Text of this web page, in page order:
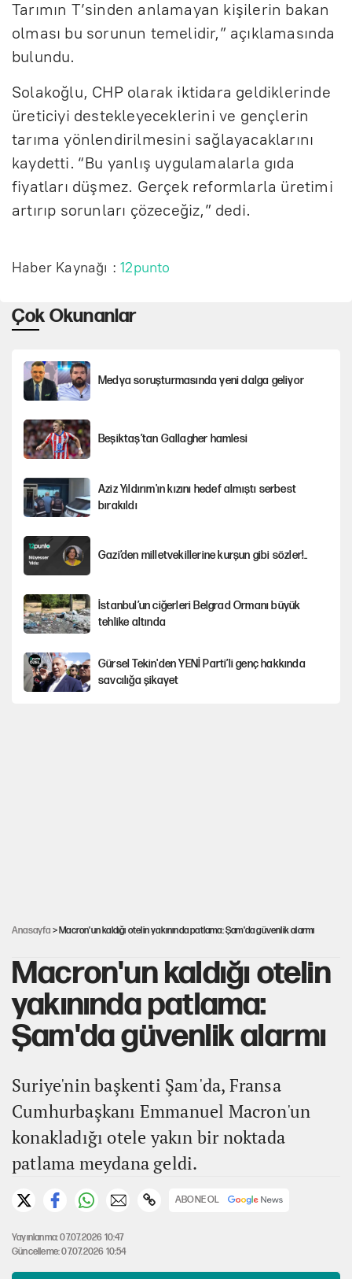
Tarımın T’sinden anlamayan kişilerin bakan
olması bu sorunun temelidir,” açıklamasında
bulundu.
Solakoğlu, CHP olarak iktidara geldiklerinde
üreticiyi destekleyeceklerini ve gençlerin
tarıma yönlendirilmesini sağlayacaklarını
kaydetti. “Bu yanlış uygulamalarla gıda
fiyatları düşmez. Gerçek reformlarla üretimi
artırıp sorunları çözeceğiz,” dedi.
Haber Kaynağı :12punto
Çok Okunanlar
Medya soruşturmasında yeni dalga geliyor
Beşiktaş’tan Gallagher hamlesi
Aziz Yıldırım'ın kızını hedef almıştı serbest
bırakıldı
Gazi’den milletvekillerine kurşun gibi sözler!..
İstanbul’un ciğerleri Belgrad Ormanı büyük
tehlike altında
Gürsel Tekin'den YENİ Parti’li genç hakkında
savcılığa şikayet
Anasayfa > Macron'un kaldığı otelin yakınında patlama: Şam'da güvenlik alarmı
Macron'un kaldığı otelin
yakınında patlama:
Şam'da güvenlik alarmı
Suriye'nin başkenti Şam'da, Fransa
Cumhurbaşkanı Emmanuel Macron'un
konakladığı otele yakın bir noktada
patlama meydana geldi.
ABONE OL
Yayınlanma: 07.07.2026 10:47
Güncelleme: 07.07.2026 10:54